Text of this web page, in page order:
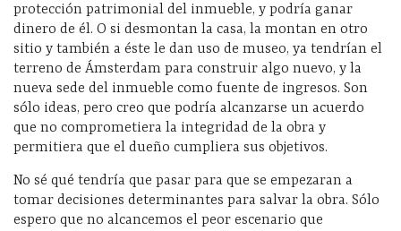
protección patrimonial del inmueble, y podría ganar
dinero de él. O si desmontan la casa, la montan en otro
sitio y también a éste le dan uso de museo, ya tendrían el
terreno de Ámsterdam para construir algo nuevo, y la
nueva sede del inmueble como fuente de ingresos. Son
sólo ideas, pero creo que podría alcanzarse un acuerdo
que no comprometiera la integridad de la obra y
permitiera que el dueño cumpliera sus objetivos.
No sé qué tendría que pasar para que se empezaran a
tomar decisiones determinantes para salvar la obra. Sólo
espero que no alcancemos el peor escenario que